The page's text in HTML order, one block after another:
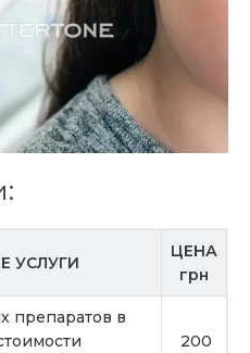
УСЛУГИ
ЦЕНА
грн
препаратов в
200